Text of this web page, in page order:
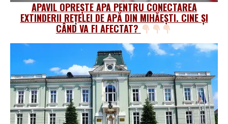
APAVIL OPREȘTE APA PENTRU CONECTAREA
EXTINDERII REȚELEI DE APĂ DIN MIHĂEȘTI. CINE ȘI
CÂND VA FI AFECTAT?